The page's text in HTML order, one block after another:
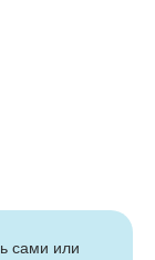
сами или